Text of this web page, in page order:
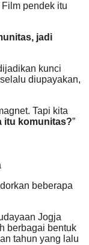
pendek itu
jadi
kunci
diupayakan,
Tapi kita
itu komunitas?”
beberapa
Jogja
berbagai bentuk
tahun yang lalu